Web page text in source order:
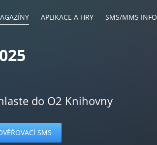
APLIKACE A HRY SMS/MMS INFO
do O2 Knihovny